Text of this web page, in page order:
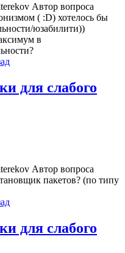
Автор вопроса
( :D) хотелось бы
юзабилити))
в
для слабого
Автор вопроса
пакетов? (по типу
для слабого